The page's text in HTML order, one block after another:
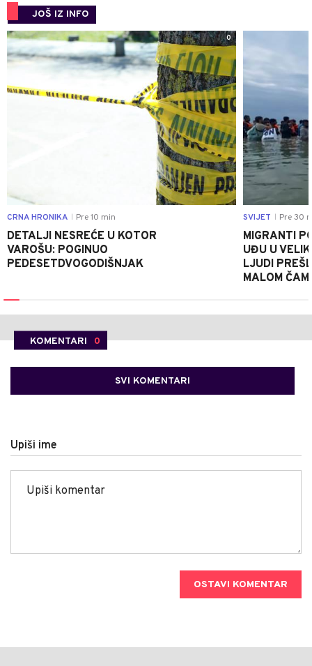
JOŠ IZ INFO
0
CRNA HRONIKA Pre 10 min
DETALJI NESREĆE U KOTOR
VAROŠU: POGINUO
PEDESETDVOGODIŠNJAK
SVIJET Pre 30
MIGRANTI
UĐU U
LJUDI
MALOM
KOMENTARI 0
SVI KOMENTARI
Upiši ime
OSTAVI KOMENTAR